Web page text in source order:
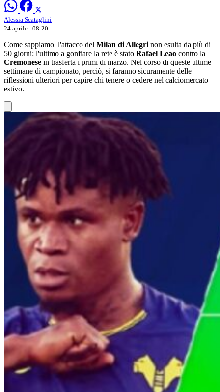
Alessia Scataglini
24 aprile - 08:20
Come sappiamo, l'attacco del Milan di Allegri non esulta da più di
50 giorni: l'ultimo a gonfiare la rete è stato Rafael Leao contro la
Cremonese in trasferta i primi di marzo. Nel corso di queste ultime
settimane di campionato, perciò, si faranno sicuramente delle
riflessioni ulteriori per capire chi tenere o cedere nel calciomercato
estivo.